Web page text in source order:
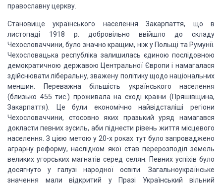
православну церкву.
Становище українського населення Закарпаття, що в
листопаді 1918 р. добровільно ввійшло до складу
Чехословаччини, було значно кращим, ніж у Польщі та Румунії.
Чехословацька республіка залишилась єдиною послідовною
демократичною державою Центральної Європи і намагалася
здійснювати ліберальну, зважену політику щодо національних
меншин.
Переважна більшість українського населення
(близько 455 тис.) проживала на сході країни (Пряшівщина,
Закарпаття). Це були економічно найвідсталіші регіони
Чехословаччини, стосовно яких празький уряд намагався
докласти певних зусиль, аби піднести рівень життя місцевого
населення. З цією метою у 20-х роках тут було запроваджено
аграрну реформу, наслідком якої став перерозподіл земель
великих угорських магнатів серед селян. Певних успіхів було
досягнуто у галузі народної освіти. Загальноукраїнське
значення мали відкритий у Празі Український вільний